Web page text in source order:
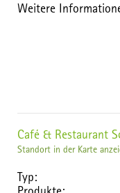
Weitere
Café & Restaurant
Standort in der Karte
Typ: